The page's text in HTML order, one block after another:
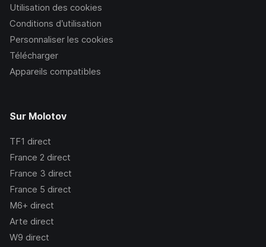
Utilisation des cookies
Conditions d’utilisation
Personnaliser les cookies
Télécharger
Appareils compatibles
Sur Molotov
TF1 direct
France 2 direct
France 3 direct
France 5 direct
M6+ direct
Arte direct
W9 direct